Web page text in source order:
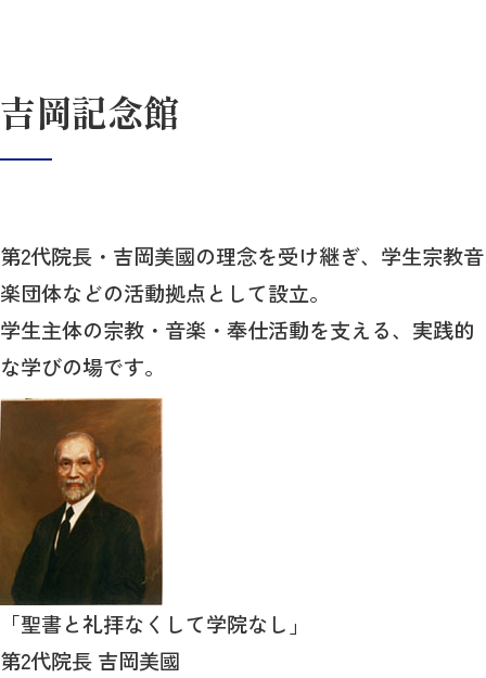
吉岡記念館
第2代院長・吉岡美國の理念を受け継ぎ、学生宗教音
楽団体などの活動拠点として設立。
学生主体の宗教・音楽・奉仕活動を支える、実践的
な学びの場です。
「聖書と礼拝なくして学院なし」
第2代院長 吉岡美國